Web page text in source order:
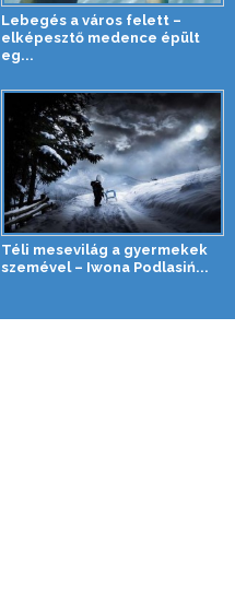
Lebegés a város felett –
elképesztő medence épült
eg...
Téli mesevilág a gyermekek
szemével – Iwona Podlasiń...